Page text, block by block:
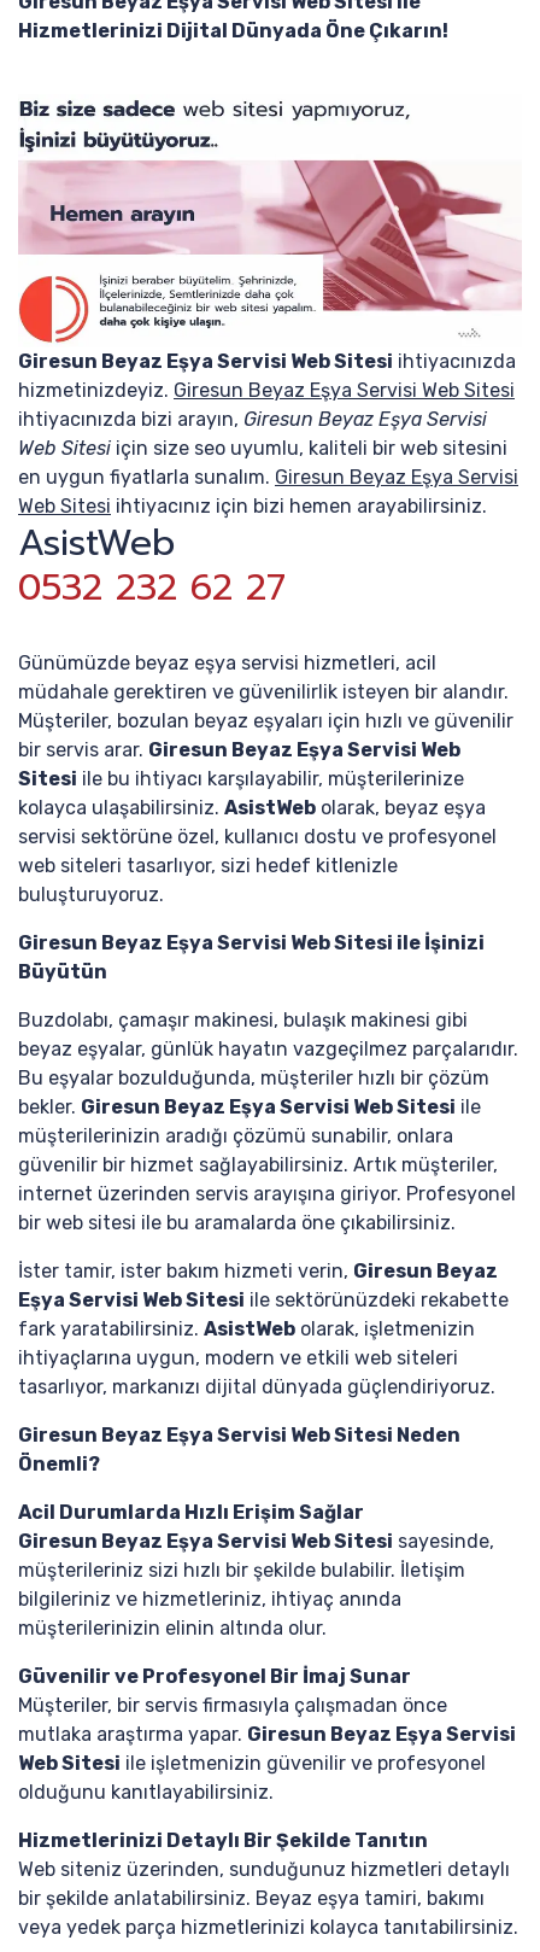
Hizmetlerinizi Dijital Dünyada Öne Çıkarın!
Giresun Beyaz Eşya Servisi Web Sitesi ihtiyacınızda
hizmetinizdeyiz. Giresun Beyaz Eşya Servisi Web Sitesi
ihtiyacınızda bizi arayın, Giresun Beyaz Eşya Servisi
Web Sitesi için size seo uyumlu, kaliteli bir web sitesini
en uygun fiyatlarla sunalım. Giresun Beyaz Eşya Servisi
Web Sitesi ihtiyacınız için bizi hemen arayabilirsiniz.
AsistWeb
0532 232 62 27
Günümüzde beyaz eşya servisi hizmetleri, acil
müdahale gerektiren ve güvenilirlik isteyen bir alandır.
Müşteriler, bozulan beyaz eşyaları için hızlı ve güvenilir
bir servis arar. Giresun Beyaz Eşya Servisi Web
Sitesi ile bu ihtiyacı karşılayabilir, müşterilerinize
kolayca ulaşabilirsiniz. AsistWeb olarak, beyaz eşya
servisi sektörüne özel, kullanıcı dostu ve profesyonel
web siteleri tasarlıyor, sizi hedef kitlenizle
buluşturuyoruz.
Giresun Beyaz Eşya Servisi Web Sitesi ile İşinizi
Büyütün
Buzdolabı, çamaşır makinesi, bulaşık makinesi gibi
beyaz eşyalar, günlük hayatın vazgeçilmez parçalarıdır.
Bu eşyalar bozulduğunda, müşteriler hızlı bir çözüm
bekler. Giresun Beyaz Eşya Servisi Web Sitesi ile
müşterilerinizin aradığı çözümü sunabilir, onlara
güvenilir bir hizmet sağlayabilirsiniz. Artık müşteriler,
internet üzerinden servis arayışına giriyor. Profesyonel
bir web sitesi ile bu aramalarda öne çıkabilirsiniz.
İster tamir, ister bakım hizmeti verin, Giresun Beyaz
Eşya Servisi Web Sitesi ile sektörünüzdeki rekabette
fark yaratabilirsiniz. AsistWeb olarak, işletmenizin
ihtiyaçlarına uygun, modern ve etkili web siteleri
tasarlıyor, markanızı dijital dünyada güçlendiriyoruz.
Giresun Beyaz Eşya Servisi Web Sitesi Neden
Önemli?
Acil Durumlarda Hızlı Erişim Sağlar
Giresun Beyaz Eşya Servisi Web Sitesi sayesinde,
müşterileriniz sizi hızlı bir şekilde bulabilir. İletişim
bilgileriniz ve hizmetleriniz, ihtiyaç anında
müşterilerinizin elinin altında olur.
Güvenilir ve Profesyonel Bir İmaj Sunar
Müşteriler, bir servis firmasıyla çalışmadan önce
mutlaka araştırma yapar. Giresun Beyaz Eşya Servisi
Web Sitesi ile işletmenizin güvenilir ve profesyonel
olduğunu kanıtlayabilirsiniz.
Hizmetlerinizi Detaylı Bir Şekilde Tanıtın
Web siteniz üzerinden, sunduğunuz hizmetleri detaylı
bir şekilde anlatabilirsiniz. Beyaz eşya tamiri, bakımı
veya yedek parça hizmetlerinizi kolayca tanıtabilirsiniz.